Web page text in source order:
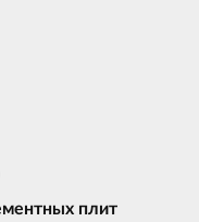
плит